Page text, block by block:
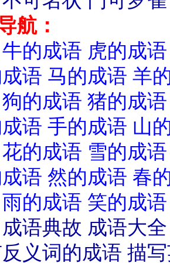
航：
牛的成语 虎的成语
语 马的成语 羊
狗的成语 猪的成语
语 手的成语 山
花的成语 雪的成语
语 然的成语 春
雨的成语 笑的成语
成语典故 成语大全
义词的成语 描